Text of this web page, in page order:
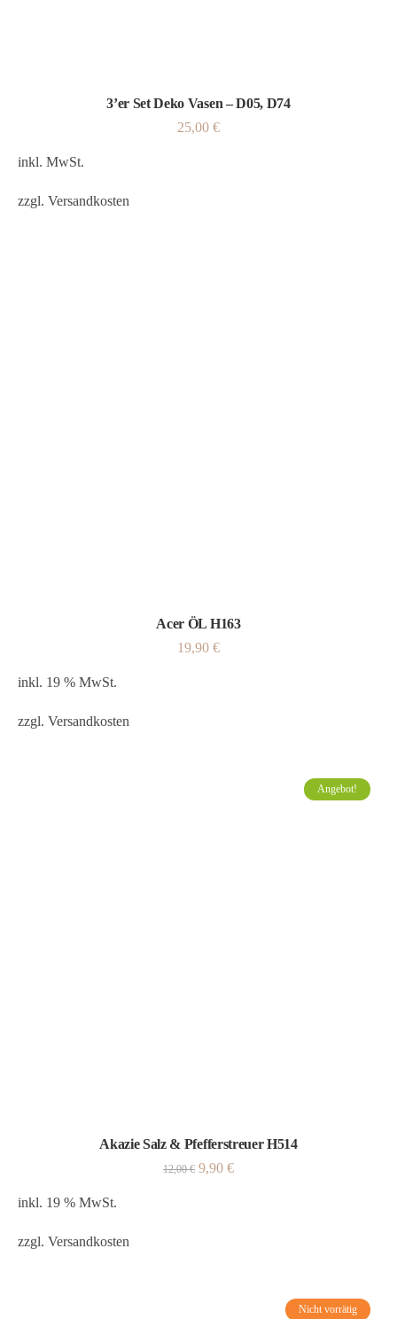
3’er Set Deko Vasen – D05, D74
25,00 €
inkl. MwSt.
zzgl. Versandkosten
Acer ÖL H163
19,90 €
inkl. 19 % MwSt.
zzgl. Versandkosten
Angebot!
Akazie Salz & Pfefferstreuer H514
12,00€ 9,90 €
inkl. 19 % MwSt.
zzgl. Versandkosten
Nicht vorrätig